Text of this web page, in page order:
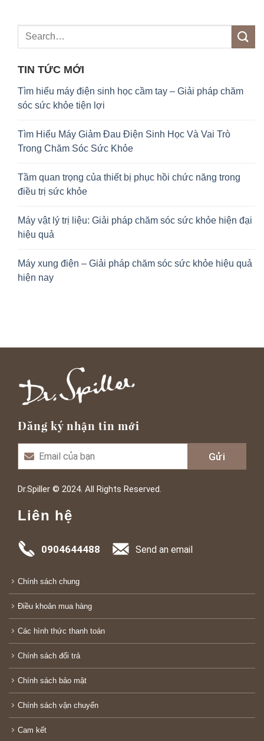
TIN TỨC MỚI
Tìm hiểu máy điện sinh học cầm tay – Giải pháp chăm
sóc sức khỏe tiện lợi
Tìm Hiểu Máy Giảm Đau Điện Sinh Học Và Vai Trò
Trong Chăm Sóc Sức Khỏe
Tầm quan trọng của thiết bị phục hồi chức năng trong
điều trị sức khỏe
Máy vật lý trị liệu: Giải pháp chăm sóc sức khỏe hiện đại
hiệu quả
Máy xung điện – Giải pháp chăm sóc sức khỏe hiệu quả
hiện nay
Đăng ký nhận tin mới
Dr.Spiller © 2024. All Rights Reserved.
Liên hệ
0904644488 Send an email
Chính sách chung
Điều khoản mua hàng
Các hình thức thanh toán
Chính sách đổi trả
Chính sách bảo mật
Chính sách vận chuyển
Cam kết